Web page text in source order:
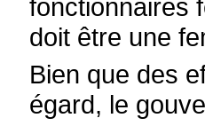
fonctionnaires
doit être une
Bien que des
égard, le